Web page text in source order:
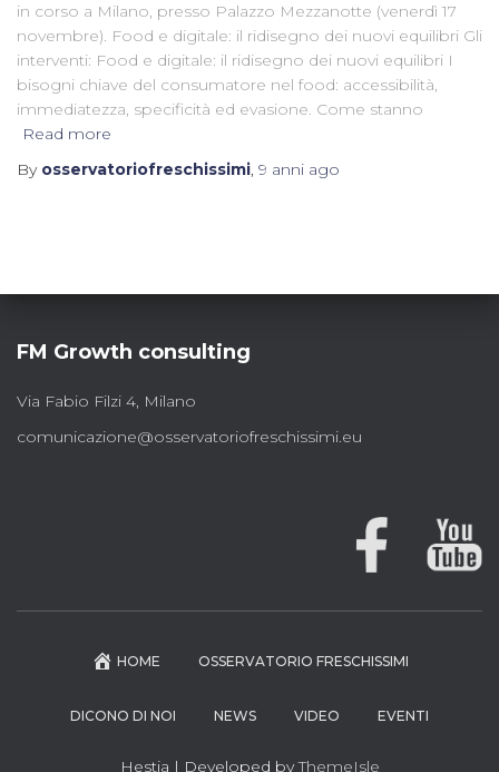
in corso a Milano, presso Palazzo Mezzanotte (venerdì 17
novembre). Food e digitale: il ridisegno dei nuovi equilibri Gli
interventi: Food e digitale: il ridisegno dei nuovi equilibri I
bisogni chiave del consumatore nel food: accessibilità,
immediatezza, specificità ed evasione. Come stanno
Read more
By osservatoriofreschissimi, 9 anni ago
FM Growth consulting
Via Fabio Filzi 4, Milano
comunicazione@osservatoriofreschissimi.eu
HOME OSSERVATORIO FRESCHISSIMI
DICONO DI NOI NEWS VIDEO EVENTI
Hestia | Developed byThemeIsle